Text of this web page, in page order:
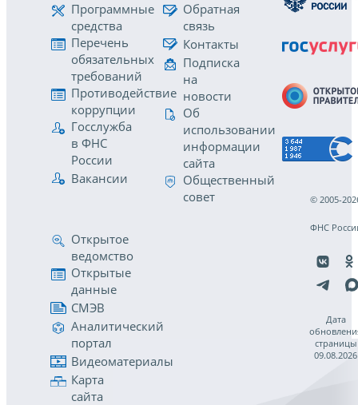
Программные
средства
Перечень
обязательных
требований
Противодействие
коррупции
Госслужба
в ФНС
России
Вакансии
Обратная
связь
Контакты
Подписка
на
новости
Об
использовании
информации
сайта
Общественный
совет
Открытое
ведомство
Открытые
данные
СМЭВ
Аналитический
портал
Видеоматериалы
Карта
сайта
© 2005-
ФНС
Дата
страницы
09.08.2026